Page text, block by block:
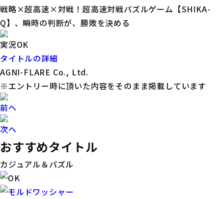
戦略×超高速×対戦！超高速対戦パズルゲーム【SHIKA-
Q】、瞬時の判断が、勝敗を決める
実況OK
タイトルの詳細
AGNI-FLARE Co., Ltd.
※エントリー時に頂いた内容をそのまま掲載しています
前へ
次へ
おすすめタイトル
カジュアル＆パズル